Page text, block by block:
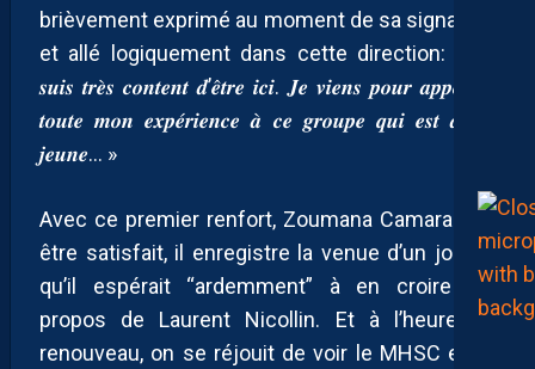
brièvement exprimé au moment de sa signature
et allé logiquement dans cette direction: « 𝑱𝒆
𝒔𝒖𝒊𝒔 𝒕𝒓𝒆̀𝒔 𝒄𝒐𝒏𝒕𝒆𝒏𝒕 𝒅’𝒆̂𝒕𝒓𝒆 𝒊𝒄𝒊. 𝑱𝒆 𝒗𝒊𝒆𝒏𝒔 𝒑𝒐𝒖𝒓 𝒂𝒑𝒑𝒐𝒓𝒕𝒆𝒓
𝒕𝒐𝒖𝒕𝒆 𝒎𝒐𝒏 𝒆𝒙𝒑𝒆́𝒓𝒊𝒆𝒏𝒄𝒆 𝒂̀ 𝒄𝒆 𝒈𝒓𝒐𝒖𝒑𝒆 𝒒𝒖𝒊 𝒆𝒔𝒕 𝒂𝒔𝒔𝒆𝒛
𝒋𝒆𝒖𝒏𝒆… »
Avec ce premier renfort, Zoumana Camara doit
être satisfait, il enregistre la venue d’un joueur
qu’il espérait “ardemment” à en croire les
propos de Laurent Nicollin. Et à l’heure du
renouveau, on se réjouit de voir le MHSC enfin